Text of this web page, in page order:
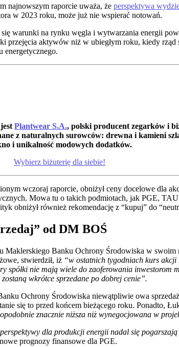
najnowszym raporcie uważa, że perspektywa
w 2023 roku, może już nie wspierać notowań.
warunki na rynku węgla i wytwarzania energii
przejęcia aktywów niż w ubiegłym roku, kiedy rząd
energetycznego.
jestPlantwear S.A., polski producent zegarków i
z naturalnych surowców: drewna i kamieni
i unikalność modowych dodatków.
Wybierz biżuterię dla siebie!
wczoraj raporcie, obniżył ceny docelowe dla
Mowa tu o takich podmiotach, jak PGE,
obniżył również rekomendację z “kupuj” do
od DM BOŚ
Banku Ochrony Środowiska w swoim
stwierdził, iż “w ostatnich tygodniach kurs akcji
spółki nie mają wiele do zaoferowania inwestorom
wkrótce sprzedane po dobrej cenie”.
Ochrony Środowiska niewątpliwie owa
się to przed końcem bieżącego roku. Ponadto,
znacznie niższa niż wynegocjowana w
dla produkcji energii nadal się
prognozy finansowe dla PGE.